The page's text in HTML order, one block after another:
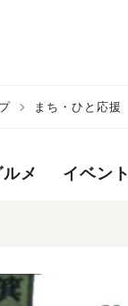
まち・ひと応援
ルメ イベント